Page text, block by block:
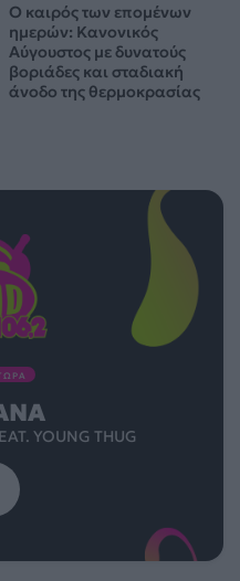
Ο καιρός των επομένων
ημερών: Κανονικός
Αύγουστος με δυνατούς
βοριάδες και σταδιακή
άνοδο της θερμοκρασίας
YOUNG THUG